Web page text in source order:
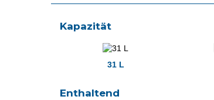
Kapazität
31 L
Enthaltend